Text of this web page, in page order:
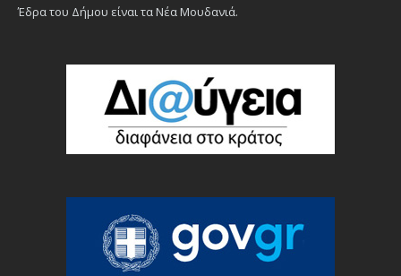
Έδρα του Δήμου είναι τα Νέα Μουδανιά.